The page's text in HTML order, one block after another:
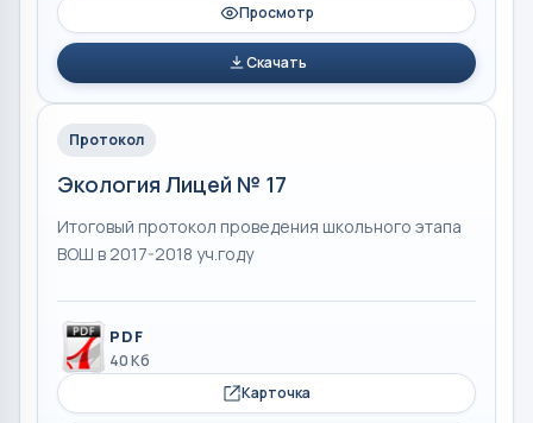
Просмотр
Скачать
Протокол
Экология Лицей № 17
Итоговый протокол проведения школьного этапа
ВОШ в 2017-2018 уч.году
PDF
40 Кб
Карточка